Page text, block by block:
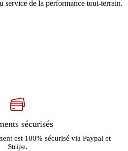
service de la performance tout-terrain.
sécurisés
est 100% sécurisé via Paypal et
Stripe.